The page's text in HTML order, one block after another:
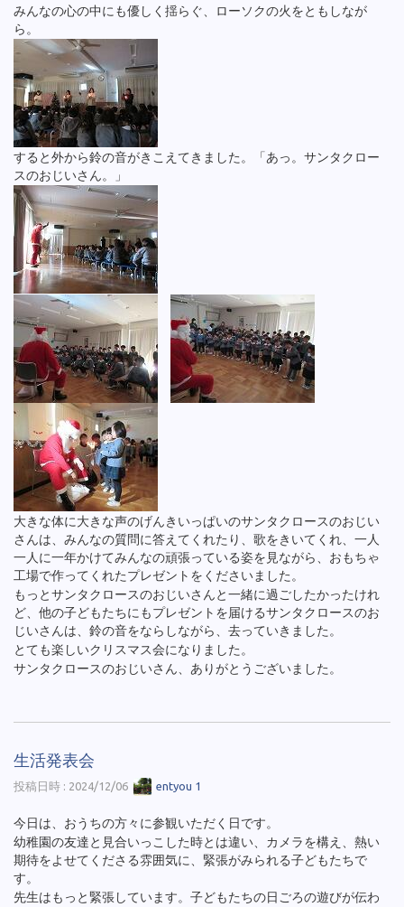
みんなの心の中にも優しく揺らぐ、ローソクの火をともしなが
ら。
すると外から鈴の音がきこえてきました。「あっ。サンタクロー
スのおじいさん。」
大きな体に大きな声のげんきいっぱいのサンタクロースのおじい
さんは、みんなの質問に答えてくれたり、歌をきいてくれ、一人
一人に一年かけてみんなの頑張っている姿を見ながら、おもちゃ
工場で作ってくれたプレゼントをくださいました。
もっとサンタクロースのおじいさんと一緒に過ごしたかったけれ
ど、他の子どもたちにもプレゼントを届けるサンタクロースのお
じいさんは、鈴の音をならしながら、去っていきました。
とても楽しいクリスマス会になりました。
サンタクロースのおじいさん、ありがとうございました。
生活発表会
投稿日時 : 2024/12/06 entyou 1
今日は、おうちの方々に参観いただく日です。
幼稚園の友達と見合いっこした時とは違い、カメラを構え、熱い
期待をよせてくださる雰囲気に、緊張がみられる子どもたちで
す。
先生はもっと緊張しています。子どもたちの日ごろの遊びが伝わ